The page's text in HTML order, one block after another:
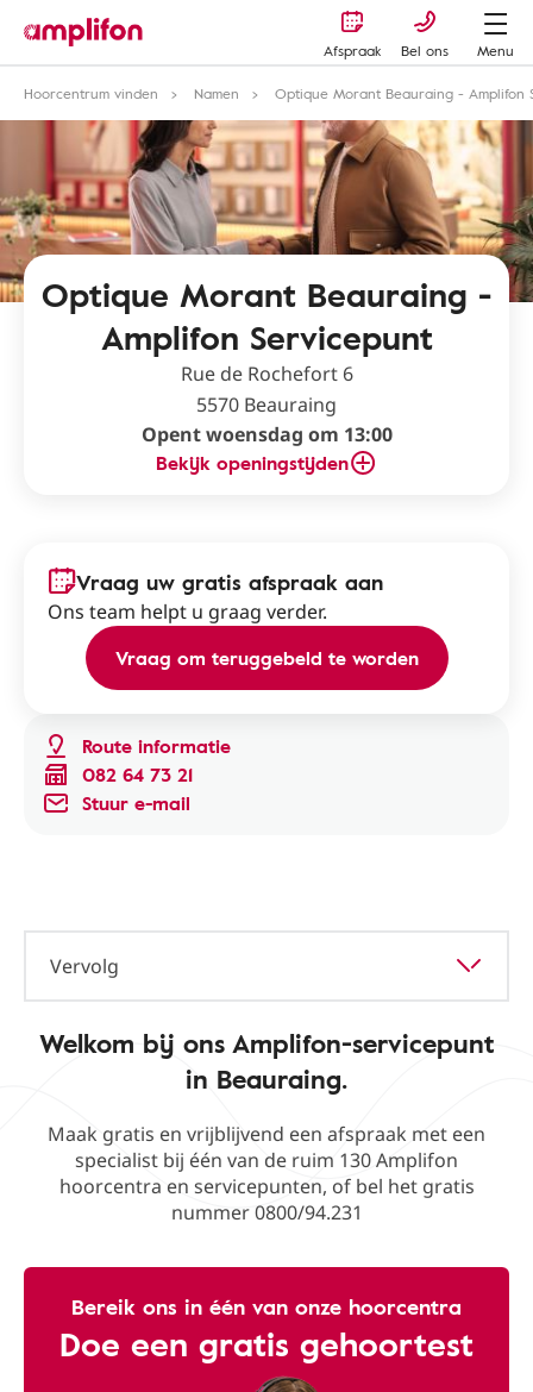
Afspraak Bel ons
Menu
Hoorcentrum vinden
Namen Optique Morant Beauraing - Amplifon
Optique Morant Beauraing -
Amplifon Servicepunt
Rue de Rochefort 6
5570 Beauraing
Opent woensdag om 13:00
Bekijk openingstijden
Route informatie
082 64 73 21
Stuur e-mail
Vraag uw gratis afspraak aan
Ons team helpt u graag verder.
Vraag om teruggebeld te worden
Vervolg
Welkom bij ons Amplifon-servicepunt
in Beauraing.
Maak gratis en vrijblijvend een afspraak met een
specialist bij één van de ruim 130 Amplifon
hoorcentra en servicepunten, of bel het gratis
nummer 0800/94.231
Bereik ons ​​in één van onze hoorcentra
Doe een gratis gehoortest